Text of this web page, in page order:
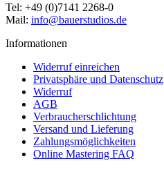
Tel: +49 (0)7141 2268-0
Mail: info@bauerstudios.de
Informationen
Widerruf einreichen
Privatsphäre und Datenschutz
Widerruf
AGB
Verbraucherschlichtung
Versand und Lieferung
Zahlungsmöglichkeiten
Online Mastering FAQ